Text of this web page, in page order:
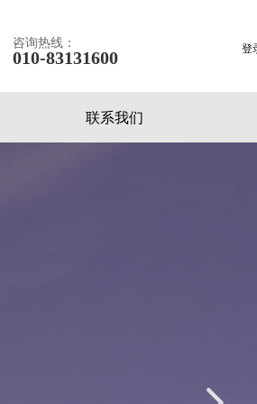
咨询热线：
010-83131600
联系我们
登